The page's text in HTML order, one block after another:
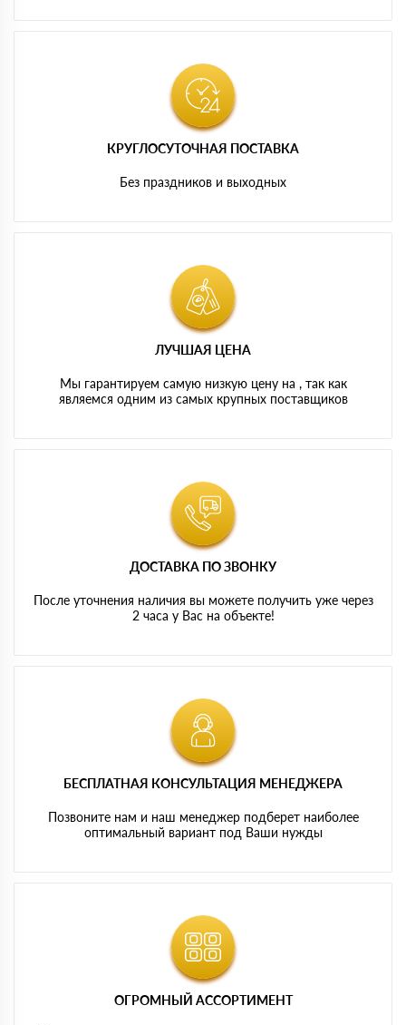
КРУГЛОСУТОЧНАЯ ПОСТАВКА
Без праздников и выходных
ЛУЧШАЯ ЦЕНА
Мы гарантируем самую низкую цену на , так как
являемся одним из самых крупных поставщиков
ДОСТАВКА ПО ЗВОНКУ
После уточнения наличия вы можете получить уже через
2 часа у Вас на объекте!
БЕСПЛАТНАЯ КОНСУЛЬТАЦИЯ МЕНЕДЖЕРА
Позвоните нам и наш менеджер подберет наиболее
оптимальный вариант под Ваши нужды
ОГРОМНЫЙ АССОРТИМЕНТ